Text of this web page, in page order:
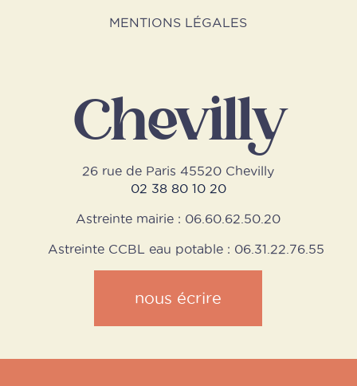
MENTIONS LÉGALES
Chevilly
26 rue de Paris 45520 Chevilly
02 38 80 10 20
Astreinte mairie : 06.60.62.50.20
Astreinte CCBL eau potable : 06.31.22.76.55
nous écrire